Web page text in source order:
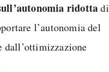
ridottadi
l’autonomia del
dall’ottimizzazione